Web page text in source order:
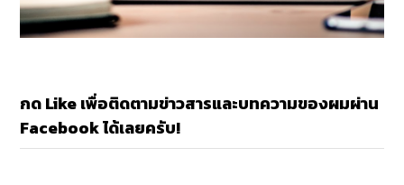
กด Like เพื่อติดตามข่าวสารและบทความของผมผ่าน
Facebook ได้เลยครับ!